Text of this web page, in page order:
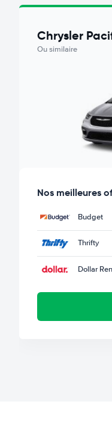
Chrysler
Ou similaire
Nos meilleures
Budget
Thrifty
Dollar